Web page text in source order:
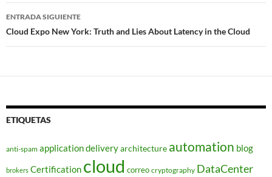
entradas
ENTRADA SIGUIENTE
Cloud Expo New York: Truth and Lies About Latency in the Cloud
ETIQUETAS
anti-spam application deliveryarchitecture automation blog
brokers Certification cloud correo cryptography DataCenter